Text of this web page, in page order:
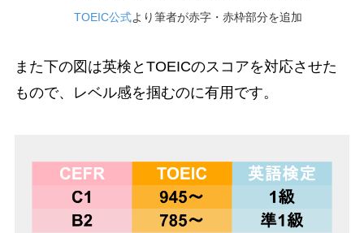
TOEIC公式より筆者が赤字・赤枠部分を追加
また下の図は英検とTOEICのスコアを対応させた
もので、レベル感を掴むのに有用です。